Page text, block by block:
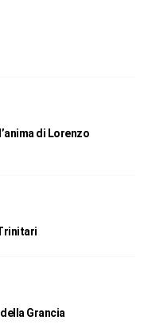
di Lorenzo
Grancia